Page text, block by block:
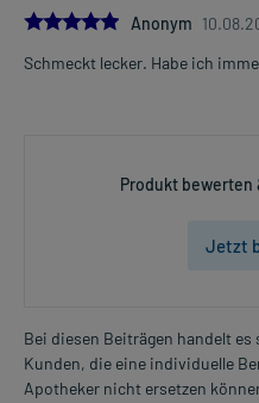
5.0Anonym
Schmeckt lecker. Habe ich
Produkt bewerten
Jetzt
Bei diesen Beiträgen handelt
Kunden, die eine individuelle
Apotheker nicht ersetzen